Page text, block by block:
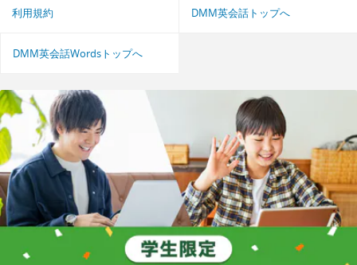
利用規約 DMM英会話トップへ
DMM英会話Wordsトップへ